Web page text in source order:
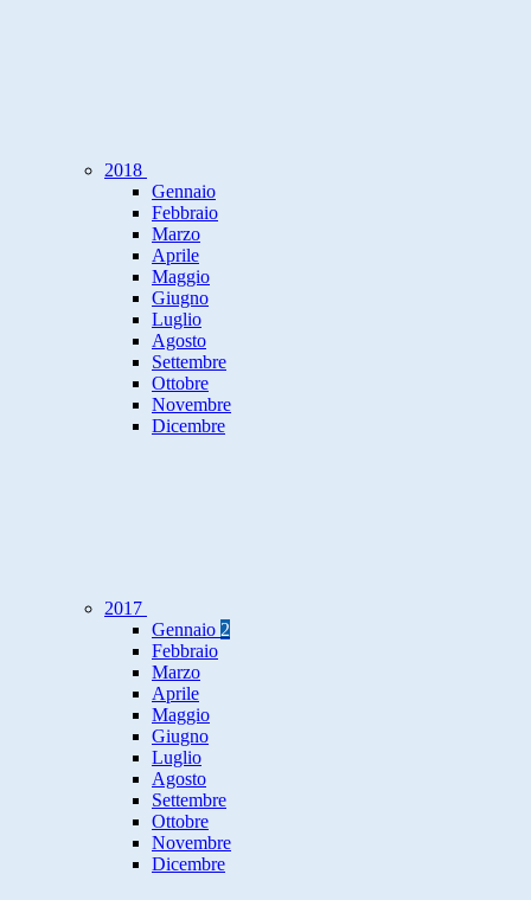
2018
Gennaio
Febbraio
Marzo
Aprile
Maggio
Giugno
Luglio
Agosto
Settembre
Ottobre
Novembre
Dicembre
2017
Gennaio 2
Febbraio
Marzo
Aprile
Maggio
Giugno
Luglio
Agosto
Settembre
Ottobre
Novembre
Dicembre